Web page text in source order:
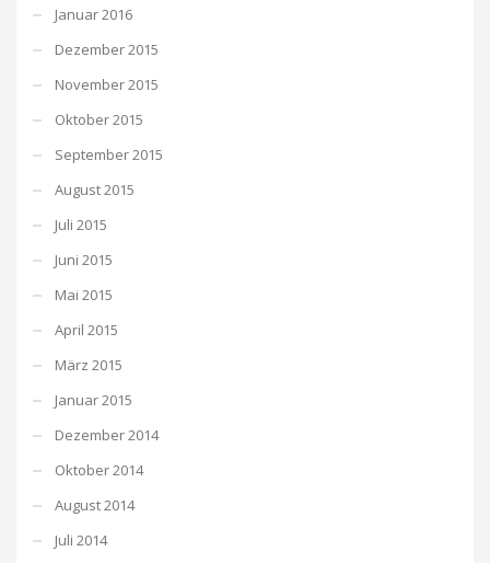
Januar 2016
Dezember 2015
November 2015
Oktober 2015
September 2015
August 2015
Juli 2015
Juni 2015
Mai 2015
April 2015
März 2015
Januar 2015
Dezember 2014
Oktober 2014
August 2014
Juli 2014